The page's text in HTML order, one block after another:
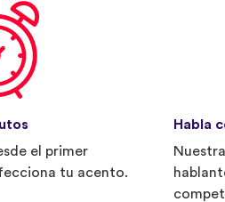
el primer
tu acento.
Habla